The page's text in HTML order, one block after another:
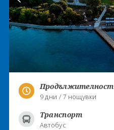
Продължителност
9 дни / 7 нощувки
Транспорт
Автобус